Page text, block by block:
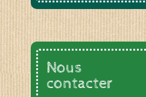
Nous
contacter